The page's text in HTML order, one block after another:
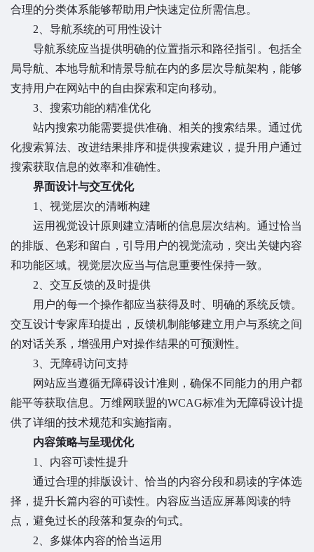
合理的分类体系能够帮助用户快速定位所需信息。
2、导航系统的可用性设计
导航系统应当提供明确的位置指示和路径指引。包括全
局导航、本地导航和情景导航在内的多层次导航架构，能够
支持用户在网站中的自由探索和定向移动。
3、搜索功能的精准优化
站内搜索功能需要提供准确、相关的搜索结果。通过优
化搜索算法、改进结果排序和提供搜索建议，提升用户通过
搜索获取信息的效率和准确性。
界面设计与交互优化
1、视觉层次的清晰构建
运用视觉设计原则建立清晰的信息层次结构。通过恰当
的排版、色彩和留白，引导用户的视觉流动，突出关键内容
和功能区域。视觉层次应当与信息重要性保持一致。
2、交互反馈的及时提供
用户的每一个操作都应当获得及时、明确的系统反馈。
交互设计专家库珀提出，反馈机制能够建立用户与系统之间
的对话关系，增强用户对操作结果的可预测性。
3、无障碍访问支持
网站应当遵循无障碍设计准则，确保不同能力的用户都
能平等获取信息。万维网联盟的WCAG标准为无障碍设计提
供了详细的技术规范和实施指南。
内容策略与呈现优化
1、内容可读性提升
通过合理的排版设计、恰当的内容分段和易读的字体选
择，提升长篇内容的可读性。内容应当适应屏幕阅读的特
点，避免过长的段落和复杂的句式。
2、多媒体内容的恰当运用